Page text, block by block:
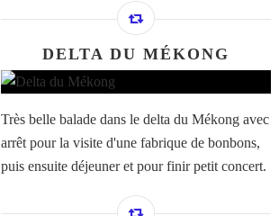
DELTA DU MÉKONG
Très belle balade dans le delta du Mékong avec
arrêt pour la visite d'une fabrique de bonbons,
puis ensuite déjeuner et pour finir petit concert.